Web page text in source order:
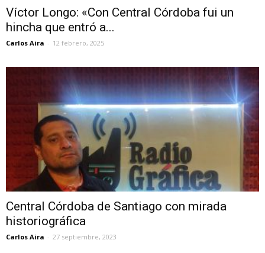
Víctor Longo: «Con Central Córdoba fui un
hincha que entró a...
Carlos Aira - 12 febrero, 2025
Central Córdoba de Santiago con mirada
historiográfica
Carlos Aira - 27 septiembre, 2023